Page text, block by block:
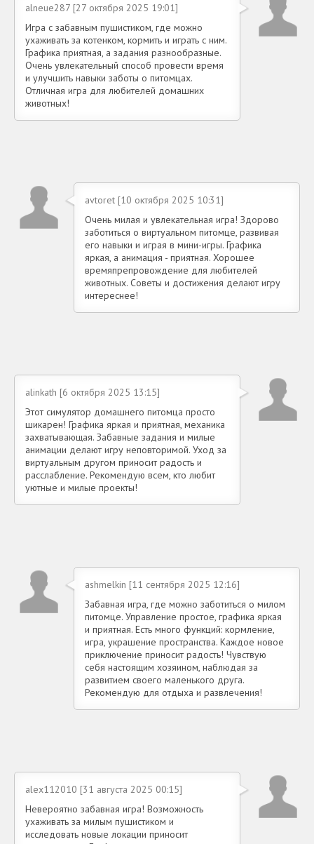
alneue287 [27 октября 2025 19:01]
Игра с забавным пушистиком, где можно
ухаживать за котенком, кормить и играть с ним.
Графика приятная, а задания разнообразные.
Очень увлекательный способ провести время
и улучшить навыки заботы о питомцах.
Отличная игра для любителей домашних
животных!
avtoret [10 октября 2025 10:31]
Очень милая и увлекательная игра! Здорово
заботиться о виртуальном питомце, развивая
его навыки и играя в мини-игры. Графика
яркая, а анимация - приятная. Хорошее
времяпрепровождение для любителей
животных. Советы и достижения делают игру
интереснее!
alinkath [6 октября 2025 13:15]
Этот симулятор домашнего питомца просто
шикарен! Графика яркая и приятная, механика
захватывающая. Забавные задания и милые
анимации делают игру неповторимой. Уход за
виртуальным другом приносит радость и
расслабление. Рекомендую всем, кто любит
уютные и милые проекты!
ashmelkin [11 сентября 2025 12:16]
Забавная игра, где можно заботиться о милом
питомце. Управление простое, графика яркая
и приятная. Есть много функций: кормление,
игра, украшение пространства. Каждое новое
приключение приносит радость! Чувствую
себя настоящим хозяином, наблюдая за
развитием своего маленького друга.
Рекомендую для отдыха и развлечения!
alex112010 [31 августа 2025 00:15]
Невероятно забавная игра! Возможность
ухаживать за милым пушистиком и
исследовать новые локации приносит